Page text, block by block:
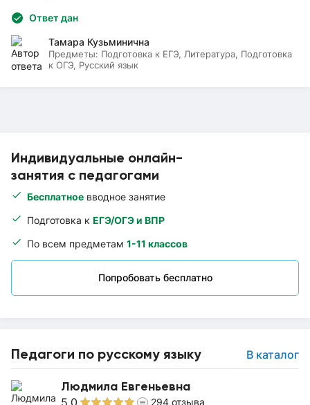
Индивидуальные онлайн-
занятия с педагогами
Бесплатное вводное занятие
Подготовка к ЕГЭ/ОГЭ и ВПР
По всем предметам 1-11 классов
Попробовать бесплатно
Педагоги по русскому языку В каталог
Людмила Евгеньевна
5.0 294 отзыва
Ответ дан
Тамара Кузьминична
Предметы: Подготовка к ЕГЭ, Литература, Подготовка
к ОГЭ, Русский язык